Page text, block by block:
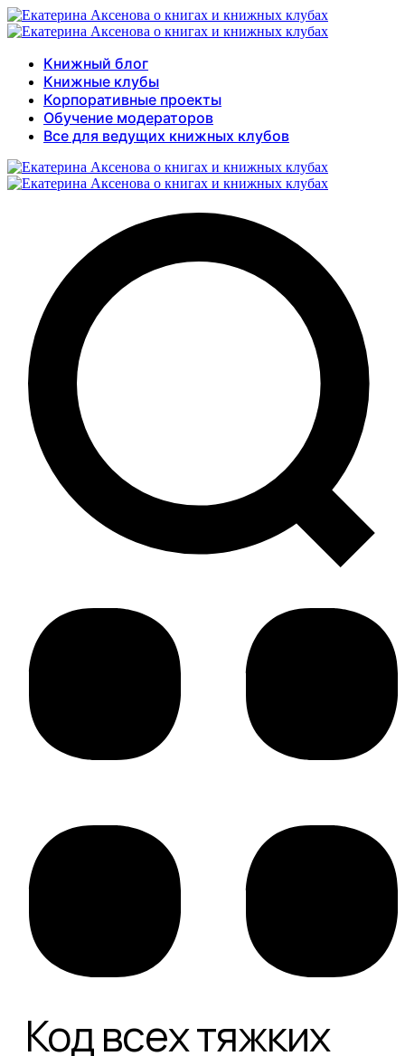
Книжный блог
Книжные клубы
Корпоративные проекты
Обучение модераторов
Все для ведущих книжных клубов
Код всех тяжких